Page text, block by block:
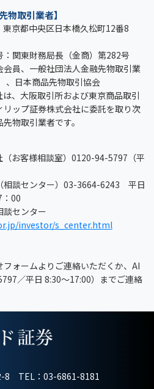
物取引業者】
京都中央区日本橋久松町12番8
関東財務局長（金商）第282号
員、一般社団法人金融先物取引業
、日本商品先物取引協会
、大阪取引所および東京商品取引
ップ証券株式会社に委託を取り次
物取引業者です。
（お客様相談室）0120-94-5797（平
相談センター）03-3664-6243 平日
：00
談センター
investor/s_center.html
ォームよりご連絡いただくか、AI
／平日 8:30～17:00）までご連絡
8 TEL： 03-6861-8181